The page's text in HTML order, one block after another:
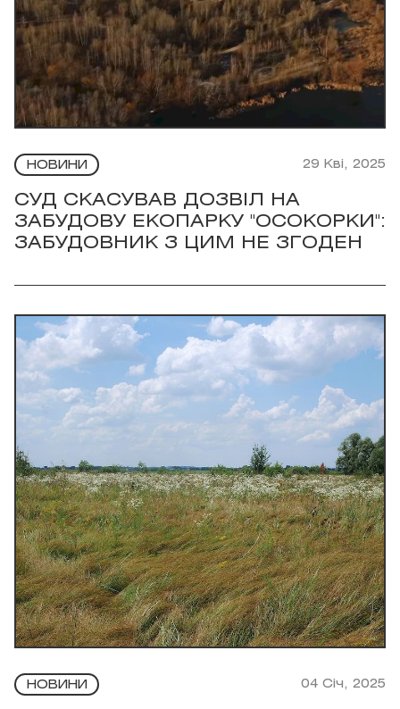
НОВИНИ 29 Кві, 2025
СУД СКАСУВАВ ДОЗВІЛ НА
ЗАБУДОВУ ЕКОПАРКУ "ОСОКОРКИ":
ЗАБУДОВНИК З ЦИМ НЕ ЗГОДЕН
НОВИНИ 04 Січ, 2025